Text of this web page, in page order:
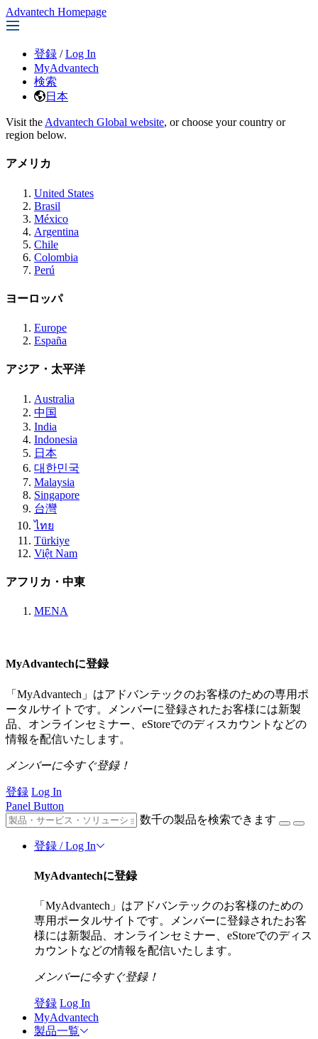
Advantech Homepage
登録 / Log In
MyAdvantech
検索
日本
Visit the Advantech Global website, or choose your country or
region below.
アメリカ
United States
Brasil
México
Argentina
Chile
Colombia
Perú
ヨーロッパ
Europe
España
アジア・太平洋
Australia
中国
India
Indonesia
日本
대한민국
Malaysia
Singapore
台灣
ไทย
Türkiye
Việt Nam
アフリカ・中東
MENA
MyAdvantechに登録
「MyAdvantech」はアドバンテックのお客様のための専用ポ
ータルサイトです。メンバーに登録されたお客様には新製
品、オンラインセミナー、eStoreでのディスカウントなどの
情報を配信いたします。
メンバーに今すぐ登録！
登録 Log In
Panel Button
数千の製品を検索できます
登録 / Log In
MyAdvantechに登録
「MyAdvantech」はアドバンテックのお客様のための
専用ポータルサイトです。メンバーに登録されたお客
様には新製品、オンラインセミナー、eStoreでのディス
カウントなどの情報を配信いたします。
メンバーに今すぐ登録！
登録 Log In
MyAdvantech
製品一覧